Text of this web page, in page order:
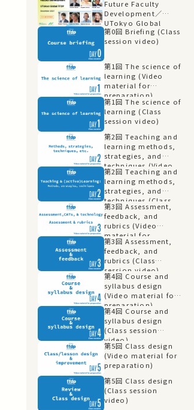
Future Faculty
Development／
UTokyo Global
FFDP（日本語同時通訳）
第0回 Briefing (Class
session video)
第1回 The science of
learning (Video
material for
preparation)
第1回 The science of
learning (Class
session video)
第2回 Teaching and
learning methods,
strategies, and
techniques (Video
material for
preparation)
第2回 Teaching and
learning methods,
strategies, and
techniques (Class
session video)
第3回 Assessment,
feedback, and
rubrics (Video
material for
preparation)
第3回 Assessment,
feedback, and
rubrics (Class
session video)
第4回 Course and
syllabus design
(Video material for
preparation)
第4回 Course and
syllabus design
(Class session
video)
第5回 Class design
(Video material for
preparation)
第5回 Class design
(Class session
video)